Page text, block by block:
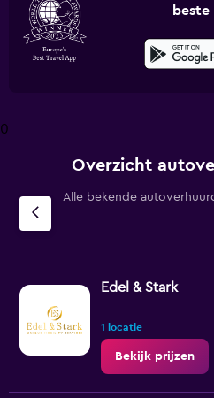
beste
0
Overzicht
Alle bekende
Edel & Stark
1 locatie
Bekijk prijzen